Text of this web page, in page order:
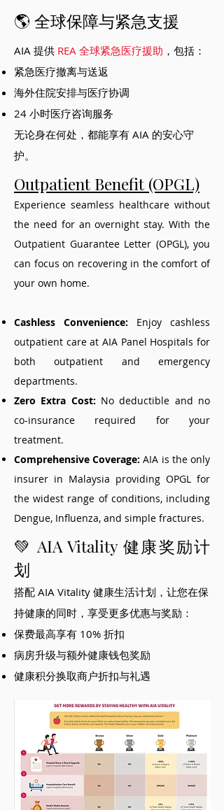
🌎 全球保障与紧急支援
AIA 提供 REA 全球紧急医疗援助 ，包括：
紧急医疗撤离与送返
海外住院安排与医疗协调
24 小时医疗咨询服务
无论身在何处，都能享有 AIA 的安心守
护。
Outpatient Benefit (OPGL)
Experience seamless healthcare without
the need for an overnight stay. With the
Outpatient Guarantee Letter (OPGL), you
can focus on recovering in the comfort of
your own home.
Cashless Convenience: Enjoy cashless
outpatient care at AIA Panel Hospitals for
both outpatient and emergency
departments.
Zero Extra Cost: No deductible and no
co-insurance required for your
treatment.
Comprehensive Coverage:AIA is the only
insurer in Malaysia providing OPGL for
the widest range of conditions, including
Dengue, Influenza, and simple fractures.
💚 AIA Vitality 健康奖励计
划
搭配 AIA Vitality 健康生活计划，让您在保
持健康的同时，享受更多优惠与奖励：
保费最高享有 10% 折扣
病房升级与额外健康钱包奖励
健康积分换取商户折扣与礼遇